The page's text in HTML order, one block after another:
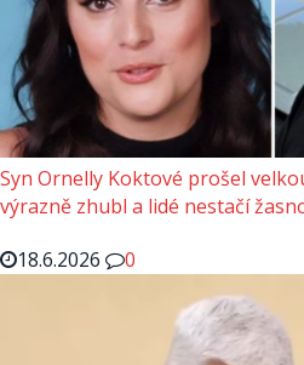
Syn Ornelly Koktové prošel
výrazně zhubl a lidé nestačí
18.6.2026
0